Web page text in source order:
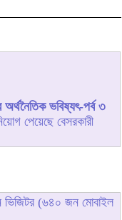
অর্থনৈতিক ভবিষ্যৎ-পর্ব ৩
পেয়েছে বেসরকারী
(৬৪০ জন মোবাইল